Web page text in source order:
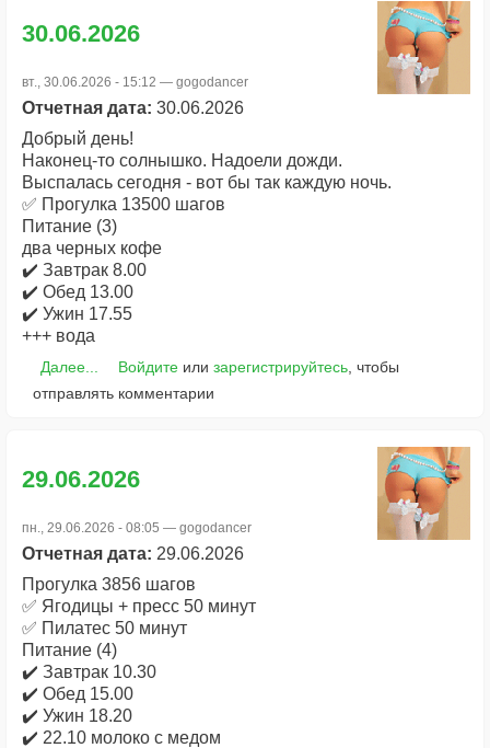
30.06.2026
вт., 30.06.2026 - 15:12 — gogodancer
Отчетная дата: 30.06.2026
Добрый день!
Наконец-то солнышко. Надоели дожди.
Выспалась сегодня - вот бы так каждую ночь.
✅ Прогулка 13500 шагов
Питание (3)
два черных кофе
✔️ Завтрак 8.00
✔️ Обед 13.00
✔️ Ужин 17.55
+++ вода
Далее... Войдитеили зарегистрируйтесь, чтобы
отправлять комментарии
29.06.2026
пн., 29.06.2026 - 08:05 — gogodancer
Отчетная дата: 29.06.2026
Прогулка 3856 шагов
✅ Ягодицы + пресс 50 минут
✅ Пилатес 50 минут
Питание (4)
✔️ Завтрак 10.30
✔️ Обед 15.00
✔️ Ужин 18.20
✔️ 22.10 молоко с медом